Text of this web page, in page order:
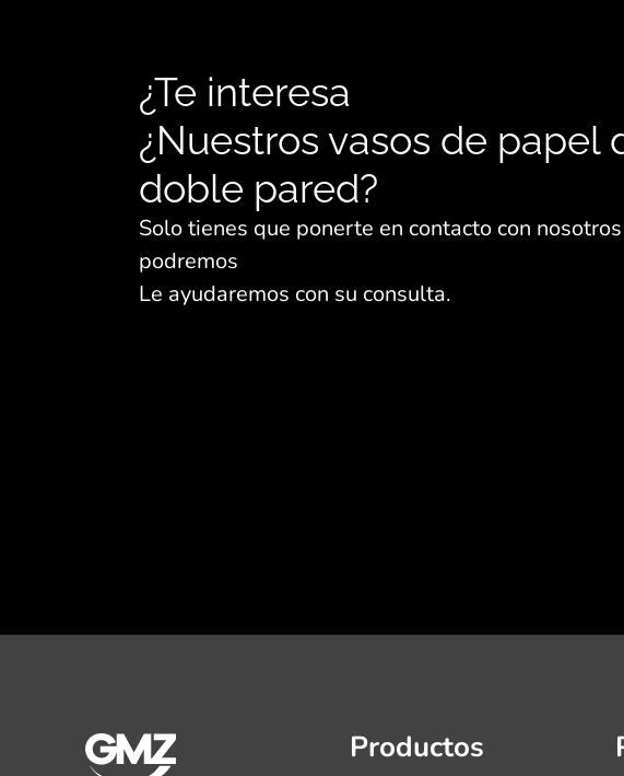
¿Te interesa
¿Nuestros vasos de papel
doble pared?
Solo tienes que ponerte en contacto con
podremos
Le ayudaremos con su consulta.
Productos